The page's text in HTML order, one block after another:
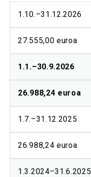
1.10.–31.12.2026
27.555,00 euroa
1.1.–30.9.2026
26.988,24 euroa
1.7.–31.12.2025
26.988,24 euroa
1.3.2024–31.6.2025